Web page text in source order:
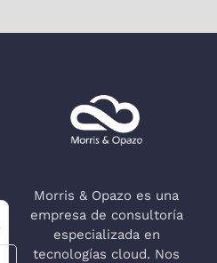
Morris & Opazo es una
empresa de consultoría
especializada en
tecnologías cloud. Nos